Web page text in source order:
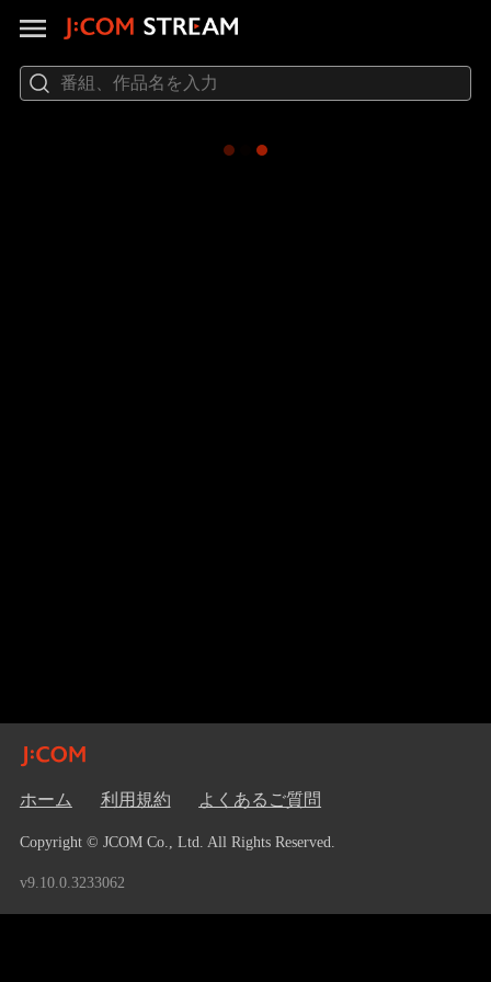
ホーム 利用規約 よくあるご質問
Copyright © JCOM Co., Ltd. All Rights Reserved.
v9.10.0.3233062